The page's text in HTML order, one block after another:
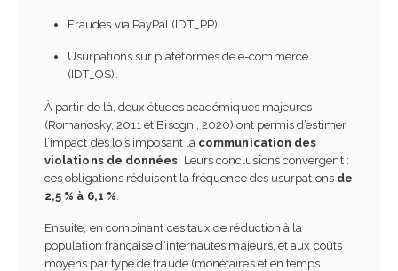
Fraudes via PayPal (IDT_PP),
Usurpations sur plateformes de e-commerce
(IDT_OS).
À partir de là, deux études académiques majeures
(Romanosky, 2011 et Bisogni, 2020) ont permis d’estimer
l’impact des lois imposant la communication des
violations de données . Leurs conclusions convergent :
ces obligations réduisent la fréquence des usurpations de
2,5 % à 6,1 %
Ensuite, en combinant ces taux de réduction à la
population française d’internautes majeurs, et aux coûts
moyens par type de fraude (monétaires et en temps